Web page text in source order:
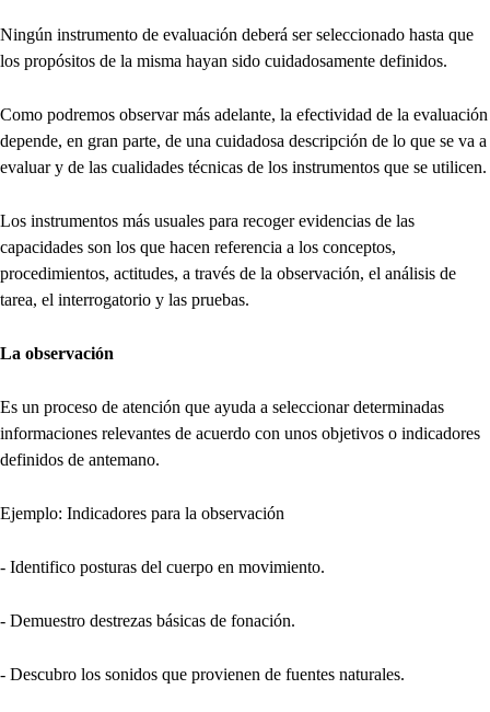
Ningún instrumento de evaluación deberá ser seleccionado hasta que
los propósitos de la misma hayan sido cuidadosamente definidos.
Como podremos observar más adelante, la efectividad de la evaluación
depende, en gran parte, de una cuidadosa descripción de lo que se va a
evaluar y de las cualidades técnicas de los instrumentos que se utilicen.
Los instrumentos más usuales para recoger evidencias de las
capacidades son los que hacen referencia a los conceptos,
procedimientos, actitudes, a través de la observación, el análisis de
tarea, el interrogatorio y las pruebas.
La observación
Es un proceso de atención que ayuda a seleccionar determinadas
informaciones relevantes de acuerdo con unos objetivos o indicadores
definidos de antemano.
Ejemplo: Indicadores para la observación
- Identifico posturas del cuerpo en movimiento.
- Demuestro destrezas básicas de fonación.
- Descubro los sonidos que provienen de fuentes naturales.